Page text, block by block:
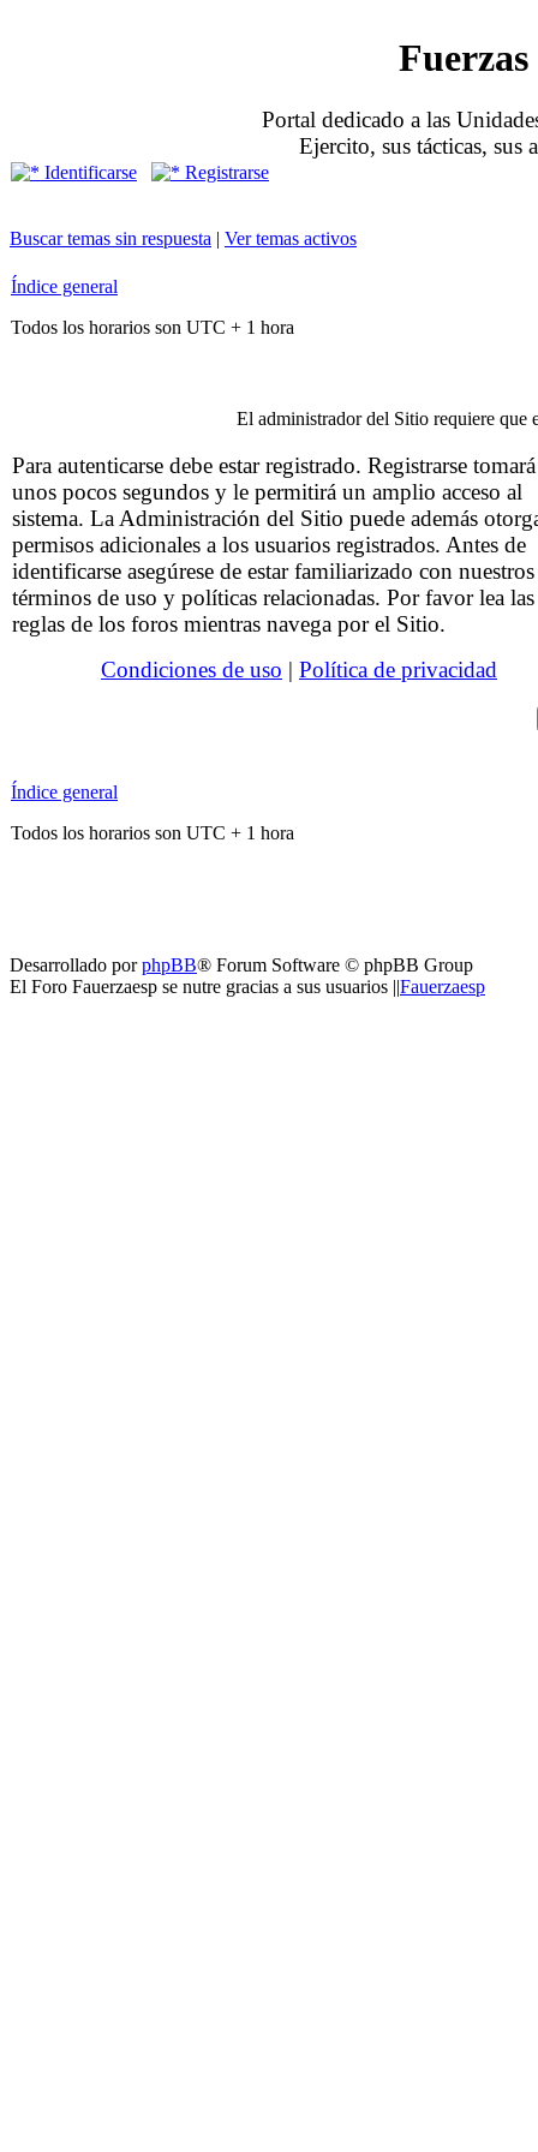
Portal dedicado a las
Ejercito, sus tácticas, sus
Identificarse Registrarse
Buscar temas sin respuesta | Ver temas activos
Índice general
Todos los horarios son UTC + 1 hora
El administrador del Sitio requiere que
Para autenticarse debe estar registrado. Registrarse
unos pocos segundos y le permitirá un amplio acceso al
sistema. La Administración del Sitio puede además
permisos adicionales a los usuarios registrados. Antes de
identificarse asegúrese de estar familiarizado con nuestros
términos de uso y políticas relacionadas. Por favor lea las
reglas de los foros mientras navega por el Sitio.
Condiciones de uso | Política de privacidad
Índice general
Todos los horarios son UTC + 1 hora
Desarrollado porphpBB® Forum Software © phpBB Group
El Foro Fauerzaesp se nutre gracias a sus usuarios ||Fauerzaesp